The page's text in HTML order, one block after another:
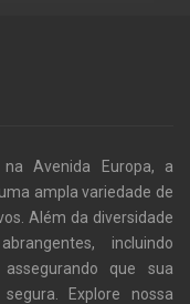
Avenida Europa, a
ampla variedade de
Além da diversidade
incluindo
que sua
Explore nossa